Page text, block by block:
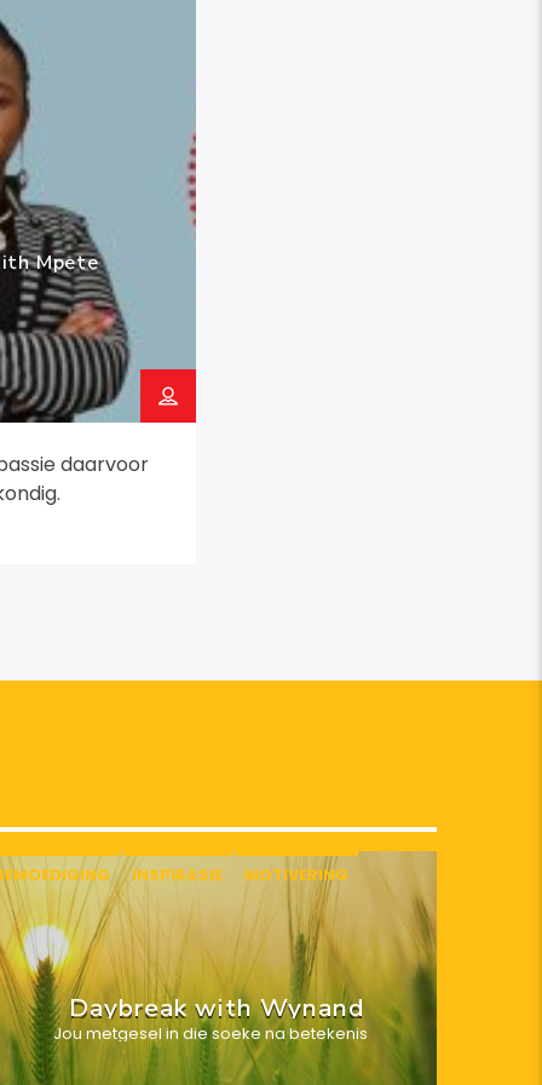
Mpete
daarvoor
INSPIRASIE MOTIVERING
Daybreak with Wynand
Jou metgesel in die soeke na betekenis